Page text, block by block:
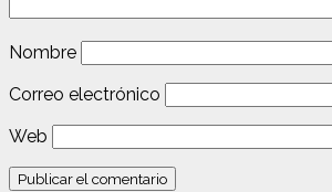
Nombre
Correo electrónico
Web